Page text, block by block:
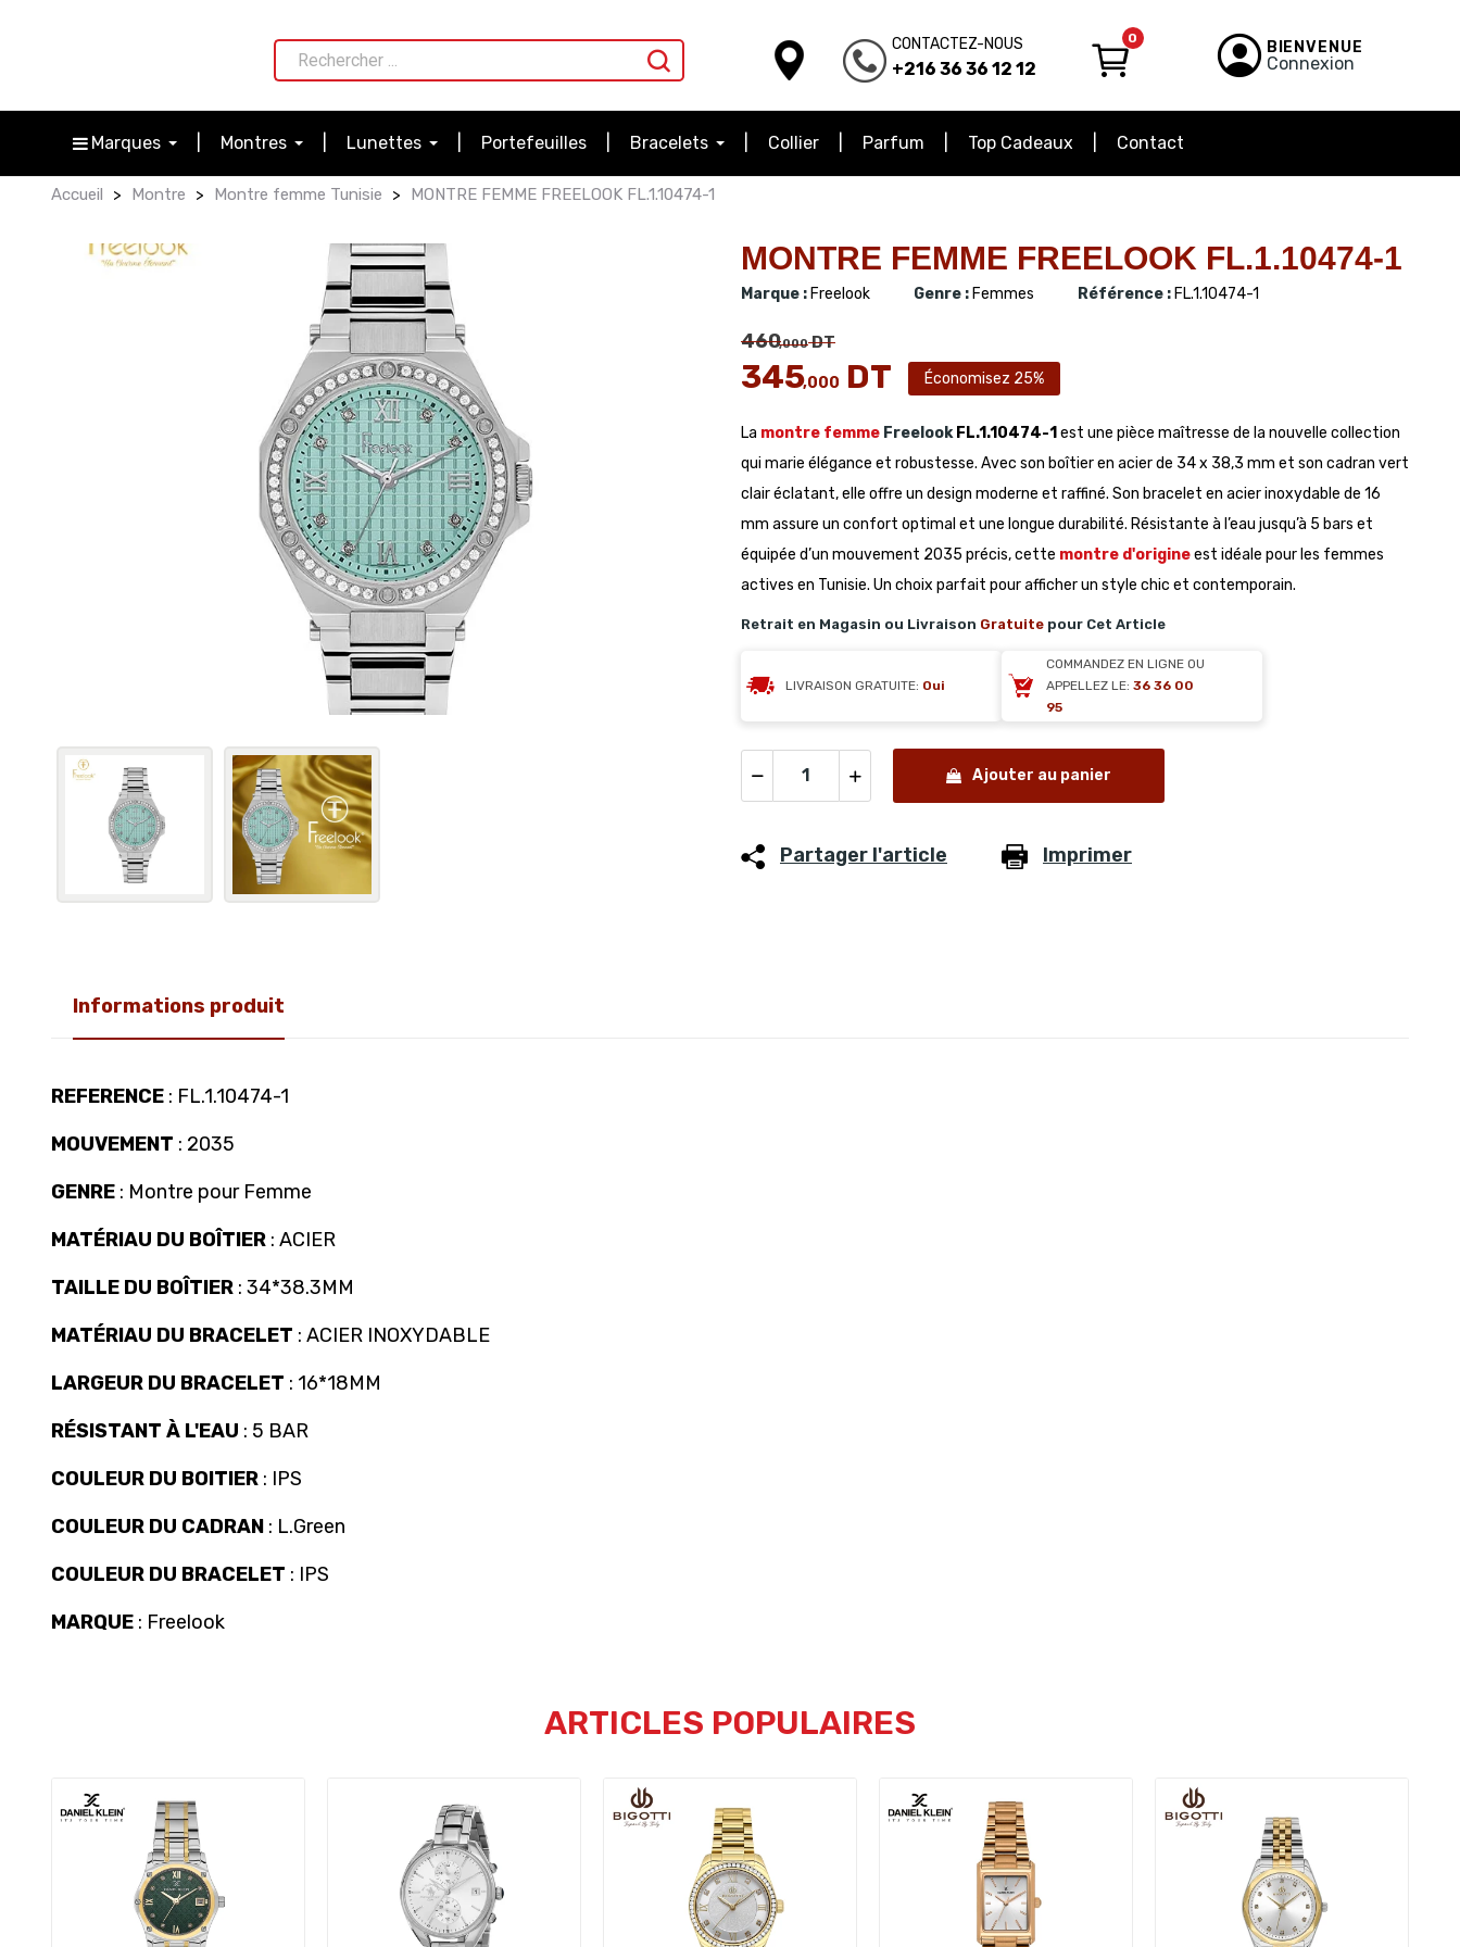
CONTACTEZ-NOUS
+216 36 36 12 12
0 BIENVENUE
Connexion
Marques Montres Lunettes Portefeuilles Bracelets Collier Parfum Top Cadeaux Contact
Accueil Montre Montre femme Tunisie MONTRE FEMME FREELOOK FL.1.10474-1
MONTRE FEMME FREELOOK FL.1.10474-1
Marque : Freelook Genre : Femmes Référence : FL.1.10474-1
460,000DT
345,000 DT Économisez 25%
La montre femme FreelookFL.1.10474-1 est une pièce maîtresse de la nouvelle collection
qui marie élégance et robustesse. Avec son boîtier en acier de 34 x 38,3 mm et son cadran vert
clair éclatant, elle offre un design moderne et raffiné. Son bracelet en acier inoxydable de 16
mm assure un confort optimal et une longue durabilité. Résistante à l’eau jusqu’à 5 bars et
équipée d’un mouvement 2035 précis, cette montre d'origineest idéale pour les femmes
actives en Tunisie. Un choix parfait pour afficher un style chic et contemporain.
Retrait en Magasin ou Livraison Gratuite pour Cet Article
LIVRAISON GRATUITE: Oui
COMMANDEZ EN LIGNE OU
APPELLEZ LE: 36 36 00
95
Ajouter au panier
Partager l'article Imprimer
Informations produit
REFERENCE : FL.1.10474-1
MOUVEMENT : 2035
GENRE : Montre pour Femme
MATÉRIAU DU BOÎTIER : ACIER
TAILLE DU BOÎTIER : 34*38.3MM
MATÉRIAU DU BRACELET : ACIER INOXYDABLE
LARGEUR DU BRACELET : 16*18MM
RÉSISTANT À L'EAU : 5 BAR
COULEUR DU BOITIER : IPS
COULEUR DU CADRAN : L.Green
COULEUR DU BRACELET : IPS
MARQUE : Freelook
ARTICLES POPULAIRES